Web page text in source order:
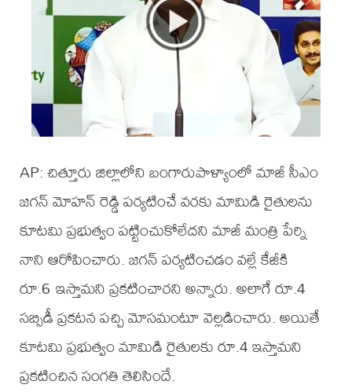
AP: చిత్తూరు జిల్లాలోని బంగారుపాళ్యాంలో మాజీ సీఎం
జగన్ మోహన్ రెడ్డి పర్యటించే వరకు మామిడి రైతులను
కూటమి ప్రభుత్వం పట్టించుకోలేదని మాజీ మంత్రి పేర్ని
నాని ఆరోపించారు. జగన్ పర్యటించడం వల్లే కేజీకి
రూ.6 ఇస్తామని ప్రకటించారని అన్నారు. అలాగే రూ.4
సబ్సిడీ ప్రకటన పచ్చి మోసమంటూ వెల్లడించారు. అయితే
కూటమి ప్రభుత్వం మామిడి రైతులకు రూ.4 ఇస్తామని
ప్రకటించిన సంగతి తెలిసిందే.